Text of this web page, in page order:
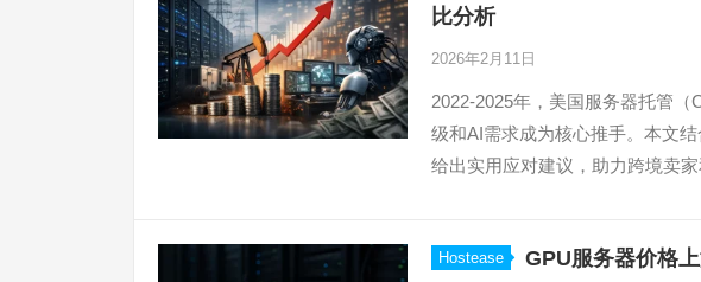
比分析
2026年2月11日
2022-2025年，美国服务器托管
级和AI需求成为核心推手。本文
给出实用应对建议，助力跨境卖家
Hostease GPU服务器价格